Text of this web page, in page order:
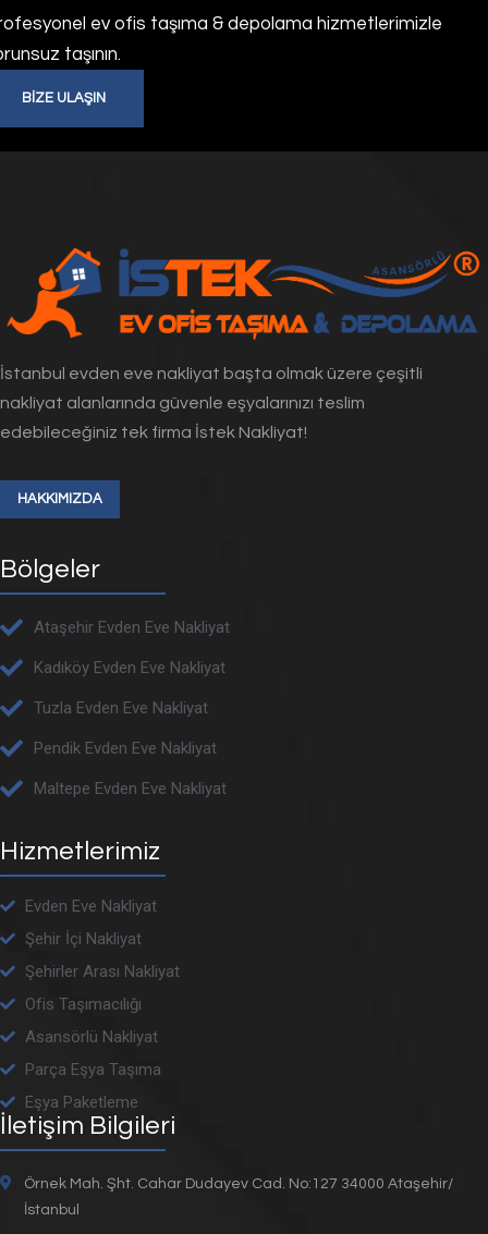
ev ofis taşıma & depolama hizmetlerimizle
taşının.
BIZE ULAŞIN
İstanbul evden eve nakliyat başta olmak üzere çeşitli
nakliyat alanlarında güvenle eşyalarınızı teslim
edebileceğiniz tek firma İstek Nakliyat!
HAKKIMIZDA
Bölgeler
Ataşehir Evden Eve Nakliyat
Kadıköy Evden Eve Nakliyat
Tuzla Evden Eve Nakliyat
Pendik Evden Eve Nakliyat
Maltepe Evden Eve Nakliyat
Hizmetlerimiz
Evden Eve Nakliyat
Şehir İçi Nakliyat
Şehirler Arası Nakliyat
Ofis Taşımacılığı
Asansörlü Nakliyat
Parça Eşya Taşıma
Eşya Paketleme
İletişim Bilgileri
Örnek Mah. Şht. Cahar Dudayev Cad. No:127 34000 Ataşehir/
İstanbul